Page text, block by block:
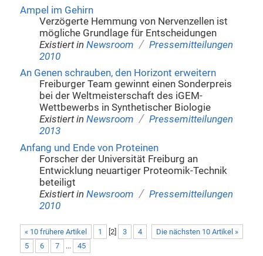
Ampel im Gehirn
Verzögerte Hemmung von Nervenzellen ist
mögliche Grundlage für Entscheidungen
Existiert in Newsroom / Pressemitteilungen
2010
An Genen schrauben, den Horizont erweitern
Freiburger Team gewinnt einen Sonderpreis
bei der Weltmeisterschaft des iGEM-
Wettbewerbs in Synthetischer Biologie
Existiert in Newsroom / Pressemitteilungen
2013
Anfang und Ende von Proteinen
Forscher der Universität Freiburg an
Entwicklung neuartiger Proteomik-Technik
beteiligt
Existiert in Newsroom / Pressemitteilungen
2010
« 10 frühere Artikel Die nächsten 10 Artikel »
1 2] 3
4
5
6 7 ... 45